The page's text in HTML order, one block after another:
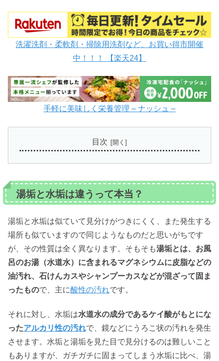
洗濯洗剤・柔軟剤・掃除用洗剤など、お買い得市開催
中！！！ 【楽天24】
手軽に美味しく栄養管理 – ナッシュ –
目次
湯垢と水垢は違うって本当？
湯垢と水垢は似ていて見分けがつきにくく、また発生する
場所も似ていますので同じようなものだと思いがちです
が、その性質は全く異なります。そもそも湯垢とは、お風
呂のお湯（水道水）に含まれるマグネシウムに皮脂などの
油汚れ、石けんカスやシャンプーカスなどが混ざって固ま
ったもので、主に酸性の汚れです。
それに対し、水垢は水道水の成分であるケイ酸がもとにな
ったアルカリ性の汚れで、鏡などにうろこ状の汚れを発生
させます。水垢と湯垢を見た目で見分けるのは難しいこと
もありますが、ガチガチに固まってしまう水垢に比べ、湯